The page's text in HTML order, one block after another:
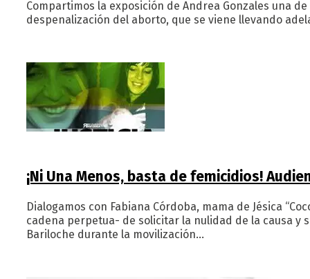
Compartimos la exposición de Andrea Gonzales una
despenalización del aborto, que se viene llevando
¡Ni Una Menos, basta de femicidios!
Dialogamos con Fabiana Córdoba, mama de Jésica
cadena perpetua- de solicitar la nulidad de la causa y
Bariloche durante la movilización…